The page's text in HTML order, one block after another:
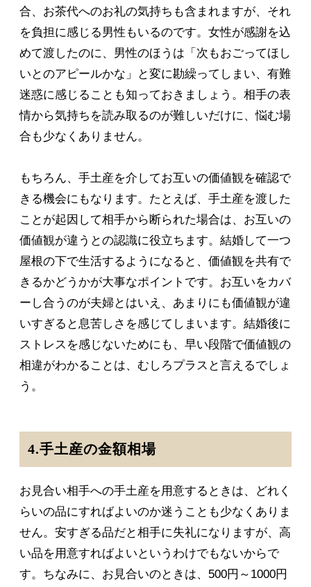
合、お茶代へのお礼の気持ちも含まれますが、それ
を負担に感じる男性もいるのです。女性が感謝を込
めて渡したのに、男性のほうは「次もおごってほし
いとのアピールかな」と変に勘繰ってしまい、有難
迷惑に感じることも知っておきましょう。相手の表
情から気持ちを読み取るのが難しいだけに、悩む場
合も少なくありません。
もちろん、手土産を介してお互いの価値観を確認で
きる機会にもなります。たとえば、手土産を渡した
ことが起因して相手から断られた場合は、お互いの
価値観が違うとの認識に役立ちます。結婚して一つ
屋根の下で生活するようになると、価値観を共有で
きるかどうかが大事なポイントです。お互いをカバ
ーし合うのが夫婦とはいえ、あまりにも価値観が違
いすぎると息苦しさを感じてしまいます。結婚後に
ストレスを感じないためにも、早い段階で価値観の
相違がわかることは、むしろプラスと言えるでしょ
う。
4.手土産の金額相場
お見合い相手への手土産を用意するときは、どれく
らいの品にすればよいのか迷うことも少なくありま
せん。安すぎる品だと相手に失礼になりますが、高
い品を用意すればよいというわけでもないからで
す。ちなみに、お見合いのときは、500円～1000円